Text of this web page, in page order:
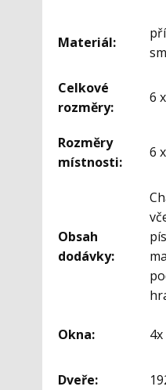
Materiál:
Celkové
rozměry:
6
Rozměry
místnosti:
6
Obsah
dodávky:
Okna:
Dveře: